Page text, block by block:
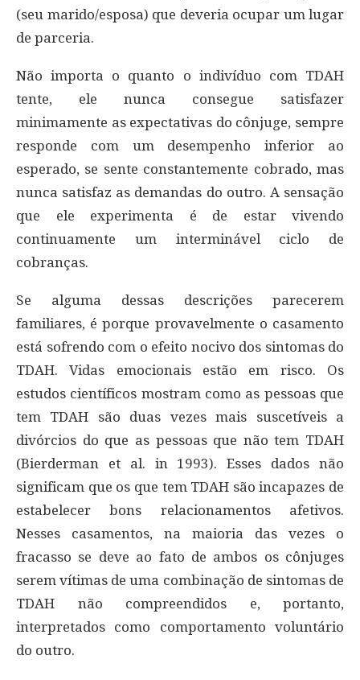
(seu marido/esposa) que deveria ocupar um lugar
de parceria.
Não importa o quanto o indivíduo com TDAH
tente, ele nunca consegue satisfazer
minimamente as expectativas do cônjuge, sempre
responde com um desempenho inferior ao
esperado, se sente constantemente cobrado, mas
nunca satisfaz as demandas do outro. A sensação
que ele experimenta é de estar vivendo
continuamente um interminável ciclo de
cobranças.
Se alguma dessas descrições parecerem
familiares, é porque provavelmente o casamento
está sofrendo com o efeito nocivo dos sintomas do
TDAH. Vidas emocionais estão em risco. Os
estudos científicos mostram como as pessoas que
tem TDAH são duas vezes mais suscetíveis a
divórcios do que as pessoas que não tem TDAH
(Bierderman et al. in 1993). Esses dados não
significam que os que tem TDAH são incapazes de
estabelecer bons relacionamentos afetivos.
Nesses casamentos, na maioria das vezes o
fracasso se deve ao fato de ambos os cônjuges
serem vítimas de uma combinação de sintomas de
TDAH não compreendidos e, portanto,
interpretados como comportamento voluntário
do outro.